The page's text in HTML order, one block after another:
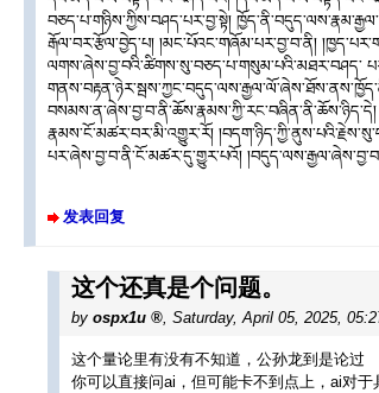
བཅད་པ་གཉིས་ཀྱིས་བཤད་པར་བྱ་སྟེ།
རྒོལ་བར་རྩོལ་བྱེད་པ། །མང་པོའང་གཞོམ་པར་བྱ་བ་ནི།
ལགས་ཞེས་བྱ་བའི་ཚིགས་སུ་བཅད་པ་གསུམ་པའི་མཐར་བཤད་
རྣམས་ངོ་མཚར་བར་མི་འགྱུར་རོ།
པར་ཞེས་བྱ་བ་ནི་ངོ་མཚར་དུ་གྱུར་པའོ།
发表回复
这个还真是个问题。
by ospx1u , Saturday, April 05, 2025,
这个量论里有没有不知道，公孙龙到是论过
你可以直接问ai，但可能卡不到点上，ai对